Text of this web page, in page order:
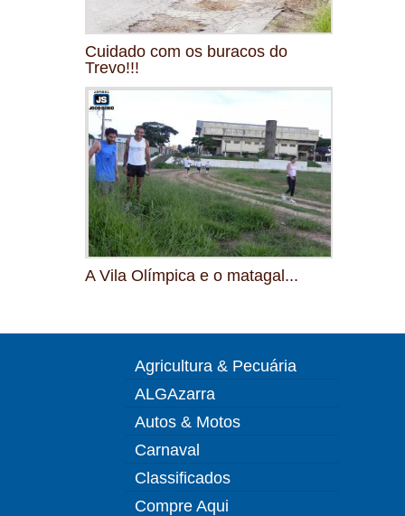
Cuidado com os buracos do
Trevo!!!
A Vila Olímpica e o matagal...
Agricultura & Pecuária
ALGAzarra
Autos & Motos
Carnaval
Classificados
Compre Aqui